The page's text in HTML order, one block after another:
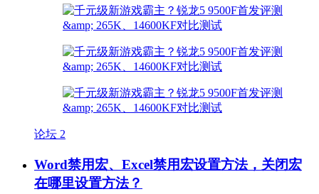
论坛 2
Word禁用宏、Excel禁用宏设置方法，关闭宏
在哪里设置方法？